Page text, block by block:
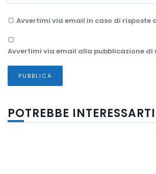
Avvertimi via email in caso di risposte
Avvertimi via email alla pubblicazione di
POTREBBE INTERESSARTI